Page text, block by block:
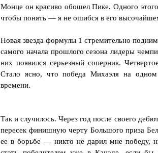
Монце он красиво обошел Пике. Одного
чтобы понять — я не ошибся в его
Новая звезда формулы 1 стремительно
самого начала прошлого сезона лидеры
них появился серьезный соперник.
Стало ясно, что победа Михаэля на
времени.
Так и случилось. Через год после своего
пересек финишную черту Большого приза
ее в борьбе — никто не дарил мне